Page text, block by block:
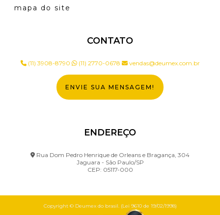
mapa do site
CONTATO
(11) 3908-8790 (11) 2770-0678 vendas@deumex.com.br
ENVIE SUA MENSAGEM!
ENDEREÇO
Rua Dom Pedro Henrique de Orleans e Bragança, 304
Jaguara - São Paulo/SP
CEP: 05117-000
Copyright © Deumex do brasil. (Lei 9610 de 19/02/1998)